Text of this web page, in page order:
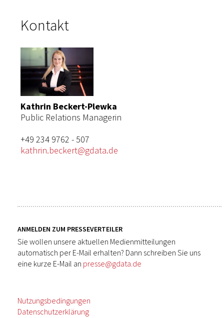
Kontakt
Kathrin Beckert-Plewka
Public Relations Managerin
+49 234 9762 - 507
kathrin.beckert@gdata.de
ANMELDEN ZUM PRESSEVERTEILER
Sie wollen unsere aktuellen Medienmitteilungen
automatisch per E-Mail erhalten? Dann schreiben Sie uns
eine kurze E-Mail an presse@gdata.de
Nutzungsbedingungen
Datenschutzerklärung